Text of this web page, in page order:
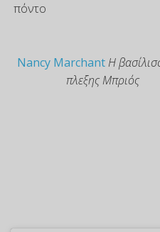
πόντο
Nancy Marchant Η
πλεξης Μπριός